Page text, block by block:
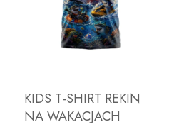
ZOBACZ PRODUKT
KIDS T-SHIRT REKIN
NA WAKACJACH